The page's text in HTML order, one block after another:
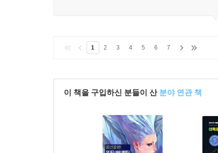
1 2 3 4 5 6 7
이 책을 구입하신 분들이 산 분야 연관 책